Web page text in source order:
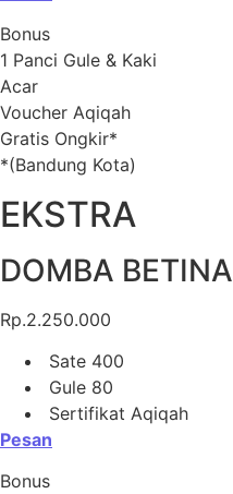
Bonus
1 Panci Gule & Kaki
Acar
Voucher Aqiqah
Gratis Ongkir*
*(Bandung Kota)
EKSTRA
DOMBA BETINA
Rp.2.250.000
Sate 400
Gule 80
Sertifikat Aqiqah
Pesan
Bonus